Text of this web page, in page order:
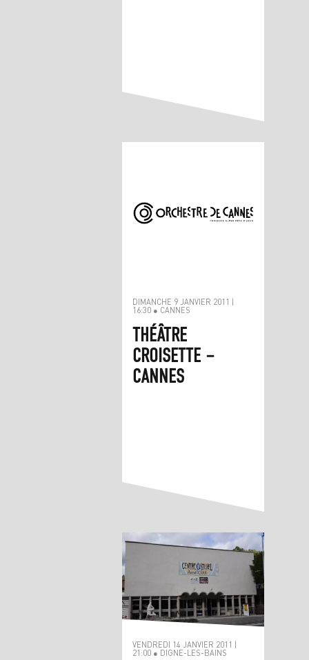
DIMANCHE 9 JANVIER 2011 |
16:30 ● CANNES
THÉÂTRE
CROISETTE –
CANNES
VENDREDI 14 JANVIER 2011 |
21:00 ● DIGNE-LES-BAINS